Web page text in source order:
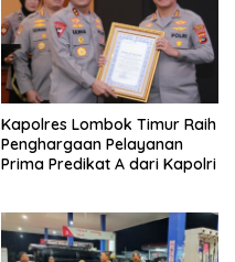
Kapolres Lombok Timur Raih
Penghargaan Pelayanan
Prima Predikat A dari Kapolri